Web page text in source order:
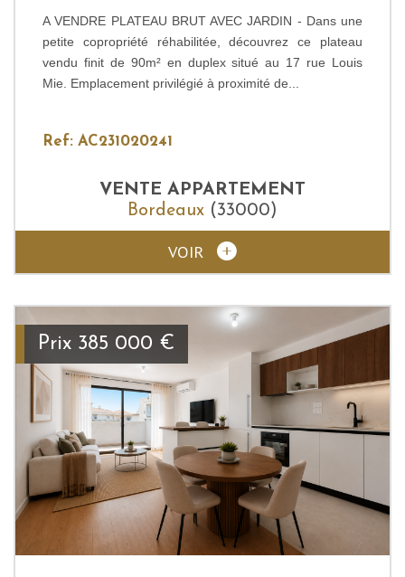
A VENDRE PLATEAU BRUT AVEC JARDIN - Dans une
petite copropriété réhabilitée, découvrez ce plateau
vendu finit de 90m² en duplex situé au 17 rue Louis
Mie. Emplacement privilégié à proximité de...
Ref: AC231020241
VENTE APPARTEMENT
Bordeaux (33000)
VOIR
Prix 385 000 €